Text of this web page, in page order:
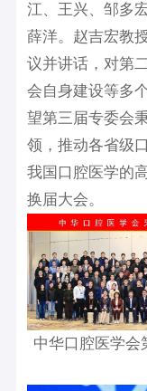
江、王兴、邹多
薛洋。赵吉宏教
议并讲话，对第
会自身建设等多
望第三届专委会
领，推动各省级
我国口腔医学的
换届大会。
中华口腔医学会